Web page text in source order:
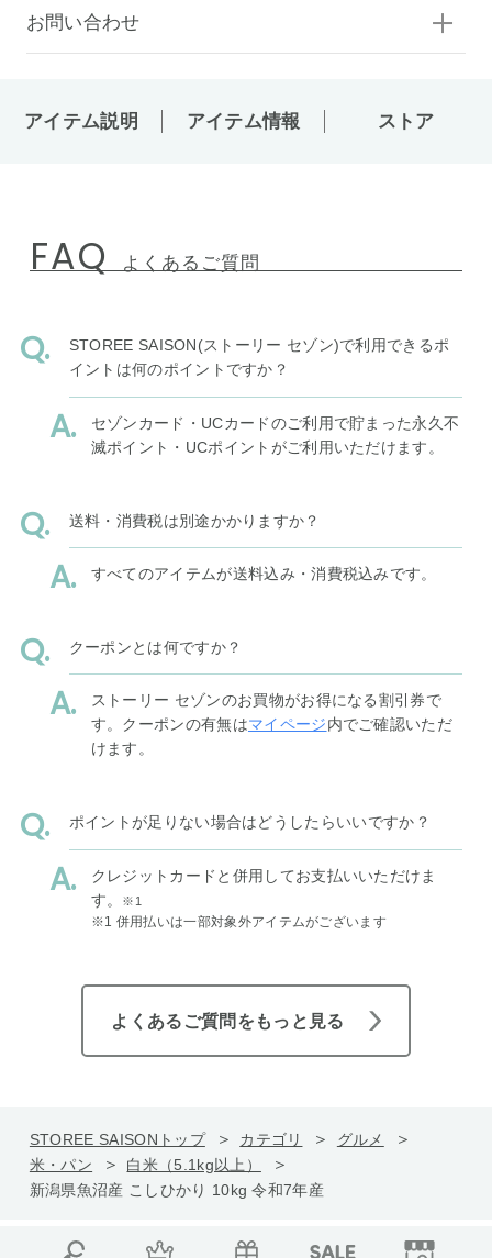
お問い合わせ
アイテム説明 アイテム情報 ストア
FAQ よくあるご質問
STOREE SAISON(ストーリー セゾン)で利用できるポ
イントは何のポイントですか？
セゾンカード・UCカードのご利用で貯まった永久不
滅ポイント・UCポイントがご利用いただけます。
送料・消費税は別途かかりますか？
すべてのアイテムが送料込み・消費税込みです。
クーポンとは何ですか？
ストーリー セゾンのお買物がお得になる割引券で
す。クーポンの有無はマイページ内でご確認いただ
けます。
ポイントが足りない場合はどうしたらいいですか？
クレジットカードと併用してお支払いいただけま
す。
※1
※1 併用払いは一部対象外アイテムがございます
よくあるご質問をもっと見る
STOREE SAISONトップ カテゴリ
グルメ
米・パン
白米（5.1kg以上）
新潟県魚沼産 こしひかり 10kg 令和7年産